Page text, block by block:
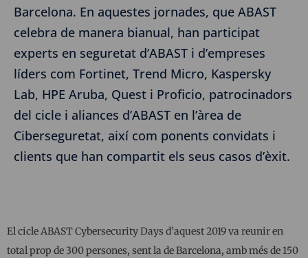
Barcelona. En aquestes jornades, que ABAST
celebra de manera bianual, han participat
experts en seguretat d’ABAST i d’empreses
líders com Fortinet, Trend Micro, Kaspersky
Lab, HPE Aruba, Quest i Proficio, patrocinadors
del cicle i aliances d’ABAST en l’àrea de
Ciberseguretat, així com ponents convidats i
clients que han compartit els seus casos d’èxit.
El cicle ABAST Cybersecurity Days d’aquest 2019 va reunir en
total prop de 300 persones, sent la de Barcelona, ​​amb més de 150